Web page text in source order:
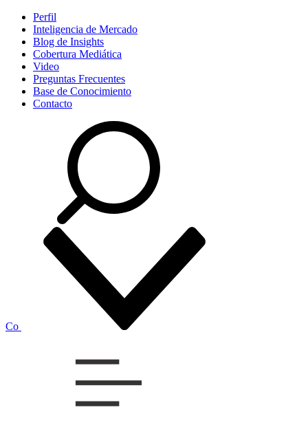
Perfil
Inteligencia de Mercado
Blog de Insights
Cobertura Mediática
Video
Preguntas Frecuentes
Base de Conocimiento
Contacto
Co